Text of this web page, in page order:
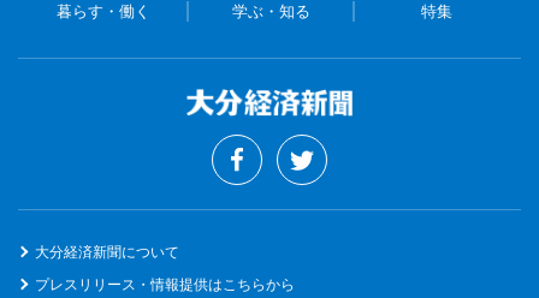
暮らす・働く 学ぶ・知る 特集
大分経済新聞について
プレスリリース・情報提供はこちらから